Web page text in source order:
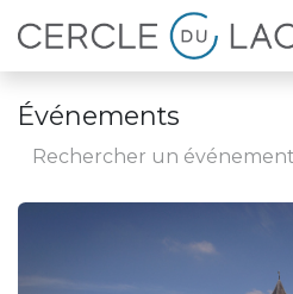
Se rendre au contenu
Événements